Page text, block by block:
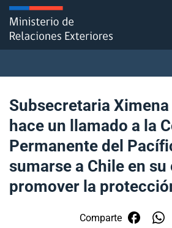
Click acá para ir directamente al
Ministerio
Política Exterior
Embajadas y consulados
Servicios ciudadanos
Subsecretaria
hace un llamado a la
Permanente del
sumarse a Chile en
promover la
Comparte